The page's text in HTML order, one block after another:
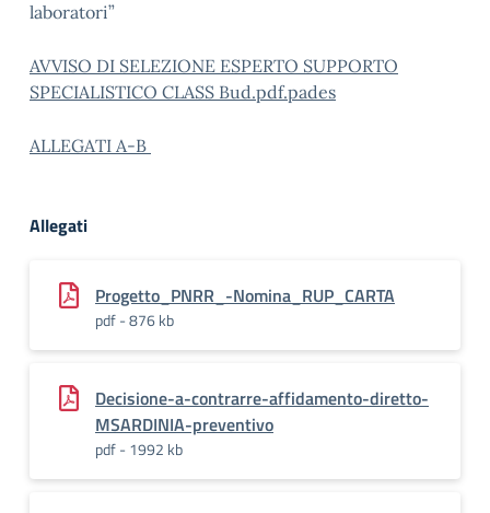
laboratori”
AVVISO DI SELEZIONE ESPERTO SUPPORTO
SPECIALISTICO CLASS Bud.pdf.pades
ALLEGATI A-B
Allegati
Progetto_PNRR_-Nomina_RUP_CARTA
pdf - 876 kb
Decisione-a-contrarre-affidamento-diretto-
MSARDINIA-preventivo
pdf - 1992 kb